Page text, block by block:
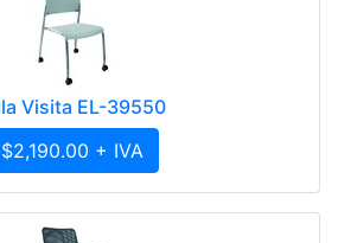
Visita EL-39550
$2,190.00 + IVA